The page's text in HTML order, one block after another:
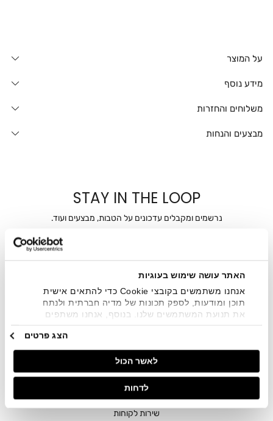
האתר עושה שימוש בעוגיות
אנחנו משתמשים בקובצי Cookie כדי להתאים אישית
תוכן ומודעות, לספק תכונות של מדיה חברתית ולנתח
את תנועת המשתמשים שלנו. בנוסף, אנחנו משתפים
מתחומי המדיה החברתית, הפרסום וניתוח הנתונים.
גורמים אלה עשויים לשלב את הנתונים האלה עם מידע
אחר שסיפקתם או שהם אספו בעקבות השימוש שעשיתם
בשירותים שלהם.
הצג פרטים
לאשר הכול
לדחות
על המוצר
מידע נוסף
משלוחים והחזרות
מבצעים והנחות
STAY IN THE LOOP
נרשמים ומקבלים עדכונים על הטבות, מבצעים ועוד.
שיווקיים בכלל פרטי הקשר המצויים בידי החברה ובכלל זה דוא"ל
SMS ועוד. המידע ייאסף בהתאם למדיניות הפרטיות של החברה.
"צפייה במדיניות הפרטיות".
חנויות
שירות לקוחות